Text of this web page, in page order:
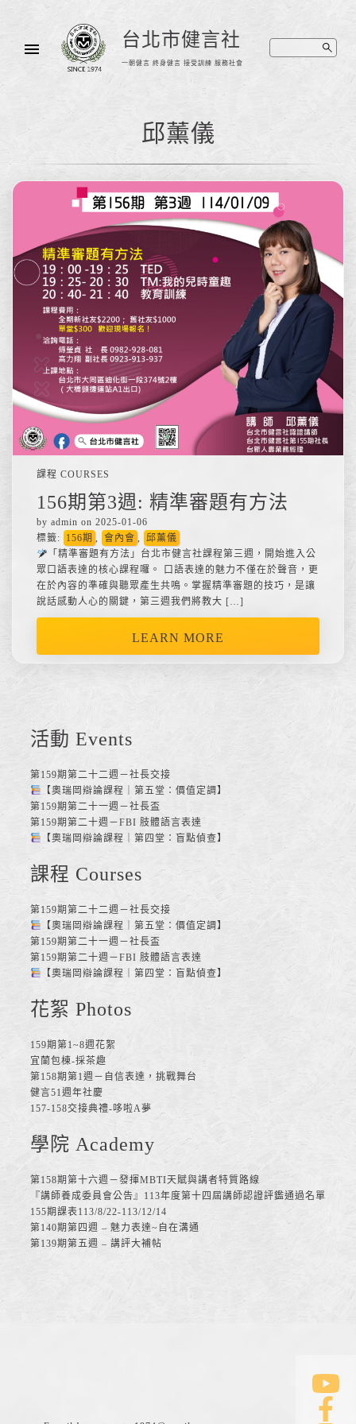
台北市健言社
一朝健言 終身健言 接受訓練 服務社會
邱薰儀
課程 COURSES
156期第3週: 精準審題有方法
by admin on 2025-01-06
標籤:
156期 , 會內會 ,
邱薰儀
「精準審題有方法」台北市健言社課程第三週，開始進入公
眾口語表達的核心課程囉。 口語表達的魅力不僅在於聲音，更
在於內容的準確與聽眾產生共鳴。掌握精準審題的技巧，是讓
說話感動人心的關鍵，第三週我們將教大 […]
LEARN MORE
活動 Events
第159期第二十二週－社長交接
【奧瑞岡辯論課程｜第五堂：價值定調】
第159期第二十一週－社長盃
第159期第二十週－FBI 肢體語言表達
【奧瑞岡辯論課程｜第四堂：盲點偵查】
課程 Courses
第159期第二十二週－社長交接
【奧瑞岡辯論課程｜第五堂：價值定調】
第159期第二十一週－社長盃
第159期第二十週－FBI 肢體語言表達
【奧瑞岡辯論課程｜第四堂：盲點偵查】
花絮 Photos
159期第1~8週花絮
宜蘭包棟-採茶趣
第158期第1週－自信表達，挑戰舞台
健言51週年社慶
157-158交接典禮-哆啦A夢
學院 Academy
第158期第十六週－發揮MBTI天賦與講者特質路線
『講師養成委員會公告』113年度第十四屆講師認證評鑑通過名單
155期課表113/8/22-113/12/14
第140期第四週 – 魅力表達~自在溝通
第139期第五週 – 講評大補帖